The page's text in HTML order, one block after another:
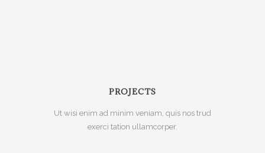
PROJECTS
Ut wisi enim ad minim veniam, quis nos trud
exerci tation ullamcorper.